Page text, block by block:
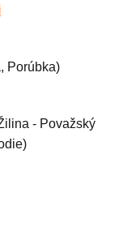
Porúbka)
- Považský